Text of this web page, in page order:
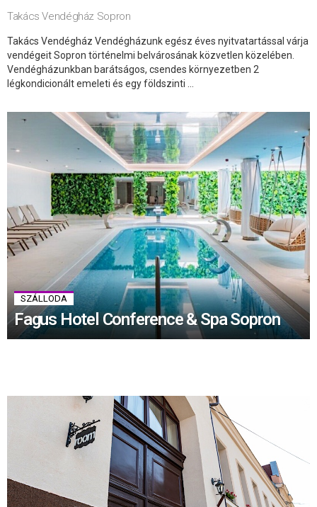
Takács Vendégház Sopron
Takács Vendégház Vendégházunk egész éves nyitvatartással várja
vendégeit Sopron történelmi belvárosának közvetlen közelében.
Vendégházunkban barátságos, csendes környezetben 2
légkondicionált emeleti és egy földszinti ...
SZÁLLODA
Fagus Hotel Conference & Spa Sopron